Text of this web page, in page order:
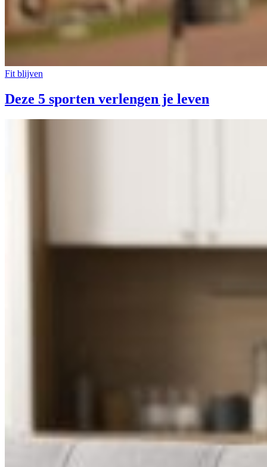
Fit blijven
Deze 5 sporten verlengen je leven